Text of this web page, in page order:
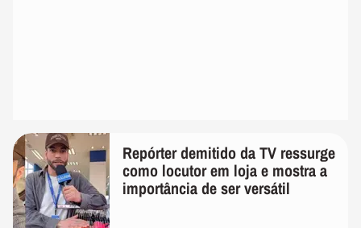
Repórter demitido da TV ressurge
como locutor em loja e mostra a
importância de ser versátil